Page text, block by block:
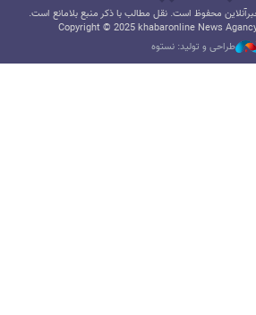
محفوظ است. نقل مطالب با ذکر منبع بلامانع است.
Copyright © 2025 khabaronline News
طراحی و تولید: نستوه